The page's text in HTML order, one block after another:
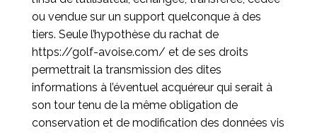
ou vendue sur un support quelconque à des
tiers. Seule l’hypothèse du rachat de
https://golf-avoise.com/ et de ses droits
permettrait la transmission des dites
informations à l’éventuel acquéreur qui serait à
son tour tenu de la même obligation de
conservation et de modification des données vis